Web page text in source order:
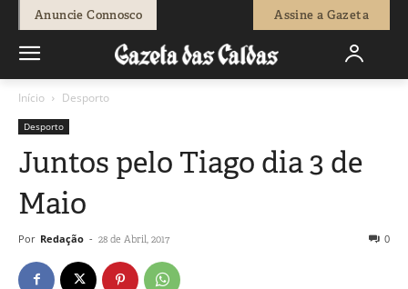
Anuncie Connosco Assine a Gazeta
Início Desporto
Desporto
Juntos pelo Tiago dia 3 de
Maio
Por Redação - 28 de Abril, 2017 0